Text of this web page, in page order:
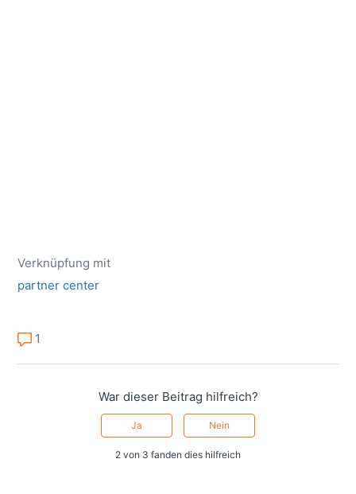
Verknüpfung mit
partner center
1
War dieser Beitrag hilfreich?
Ja Nein
2 von 3 fanden dies hilfreich